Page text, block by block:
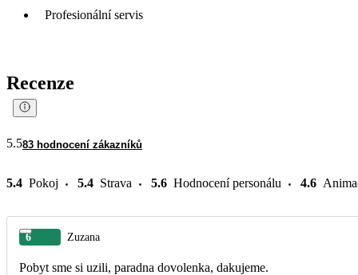
Profesionální servis
Recenze
5.583 hodnocení zákazníků
5.4 Pokoj 5.4 Strava 5.6 Hodnocení personálu 4.6
6 Zuzana
Pobyt sme si uzili, paradna dovolenka, dakujeme.